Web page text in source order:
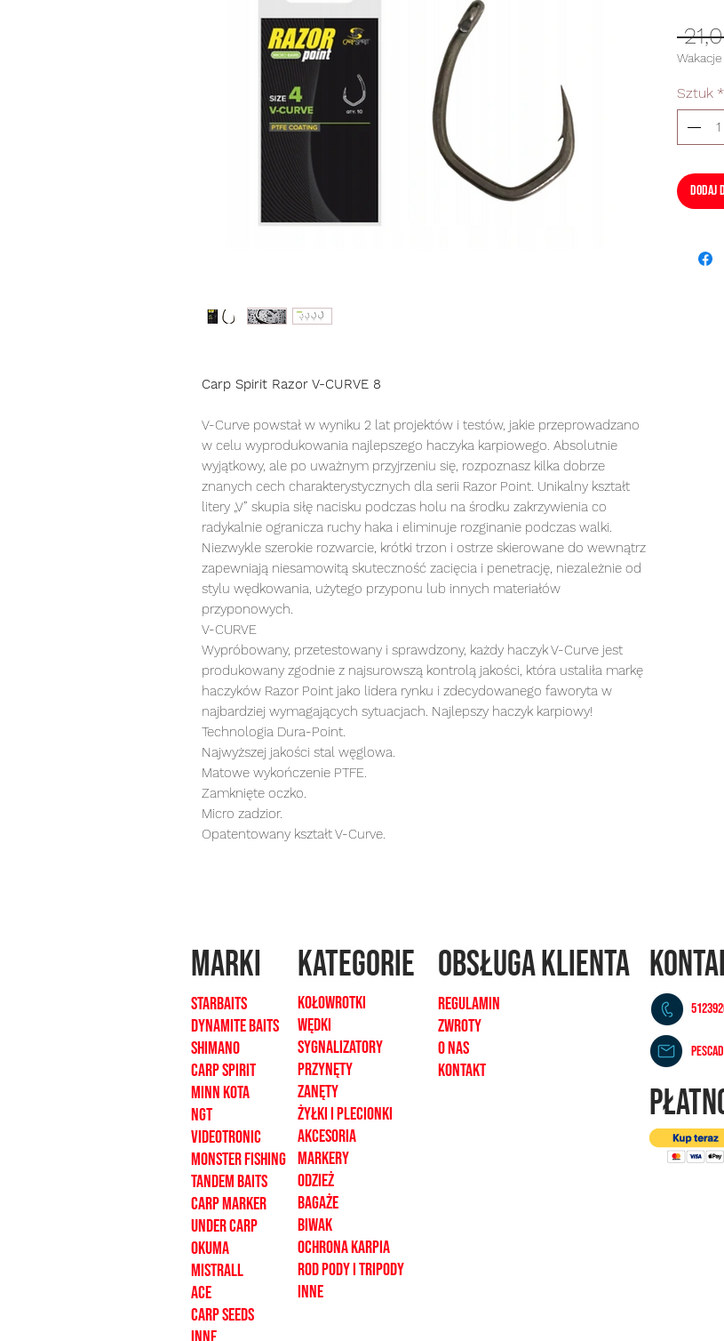
Carp Spirit Razor V-CURVE 8
V-Curve powstał w wyniku 2 lat projektów i testów, jakie przeprowadzano
w celu wyprodukowania najlepszego haczyka karpiowego. Absolutnie
wyjątkowy, ale po uważnym przyjrzeniu się, rozpoznasz kilka dobrze
znanych cech charakterystycznych dla serii Razor Point. Unikalny kształt
litery „V” skupia siłę nacisku podczas holu na środku zakrzywienia co
radykalnie ogranicza ruchy haka i eliminuje rozginanie podczas walki.
Niezwykle szerokie rozwarcie, krótki trzon i ostrze skierowane do wewnątrz
zapewniają niesamowitą skuteczność zacięcia i penetrację, niezależnie od
stylu wędkowania, użytego przyponu lub innych materiałów
przyponowych.
V-CURVE
Wypróbowany, przetestowany i sprawdzony, każdy haczyk V-Curve jest
produkowany zgodnie z najsurowszą kontrolą jakości, która ustaliła markę
haczyków Razor Point jako lidera rynku i zdecydowanego faworyta w
najbardziej wymagających sytuacjach. Najlepszy haczyk karpiowy!
Technologia Dura-Point.
Najwyższej jakości stal węglowa.
Matowe wykończenie PTFE.
Zamknięte oczko.
Micro zadzior.
Opatentowany kształt V-Curve.
Wakacje
Sztuk *
Dodaj
MARKI
Starbaits
dynamite baits
shimano
carp spirit
minn kota
ngt
videotronic
monster fishing
tandem baits
carp marker
under carp
OKUMA
mistrall
ace
CARP SEEDS
kategorie
Kołowrotki
Wędki
sygnalizatory
Przynęty
zanęty
żyłki i plecionki
akcesoria
markery
odzież
bagaże
biwak
ochrona karpia
rod pody i tripody
inne
OBSŁUGA KLIENTA
REGULAMIN
ZWROTY
O NAS
KONTAKT